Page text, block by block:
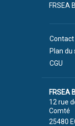
FRSEA
Contact
Plan du
CGU
FRSEA
12 rue
Comté
25480